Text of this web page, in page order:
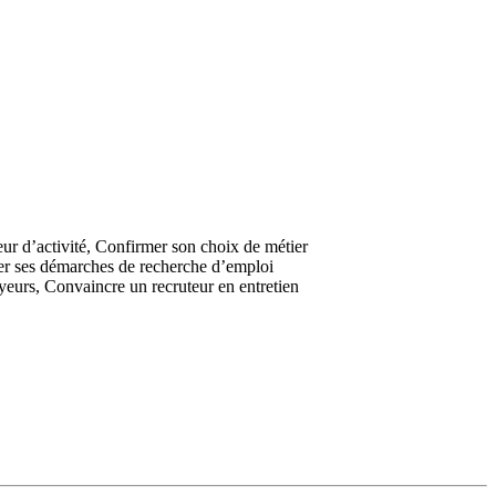
d’activité, Confirmer son choix de métier
ses démarches de recherche d’emploi
Convaincre un recruteur en entretien